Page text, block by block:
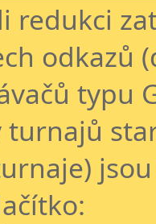
redukci
odkazů
typu
turnajů